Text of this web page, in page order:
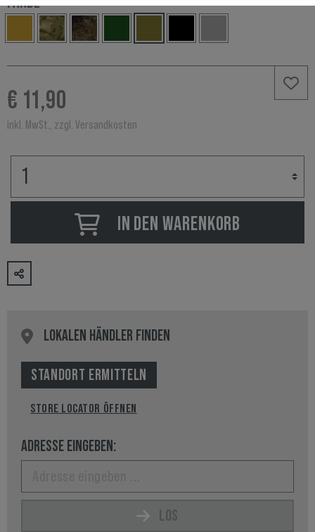
€ 11,90
inkl. MwSt., zzgl. Versandkosten
IN DEN WARENKORB
LOKALEN HÄNDLER FINDEN
STANDORT ERMITTELN
STORE LOCATOR ÖFFNEN
ADRESSE EINGEBEN:
LOS